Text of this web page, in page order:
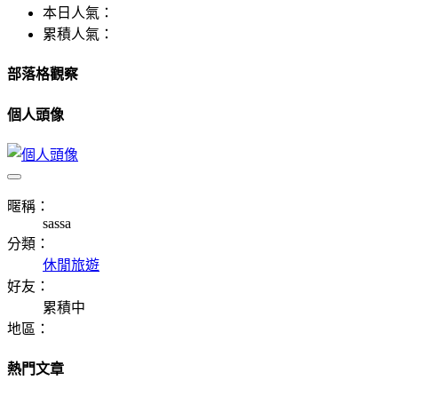
本日人氣：
累積人氣：
部落格觀察
個人頭像
暱稱：
sassa
分類：
休閒旅遊
好友：
累積中
地區：
熱門文章